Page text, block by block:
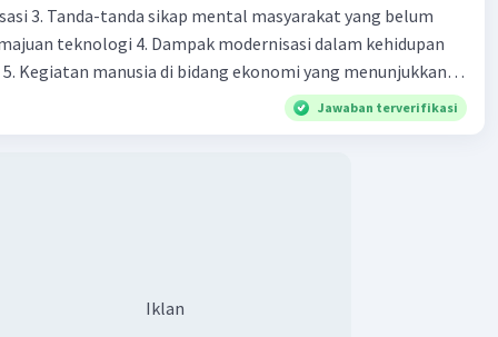
3. Tanda-tanda sikap mental masyarakat yang belum
teknologi 4. Dampak modernisasi dalam kehidupan
Kegiatan manusia di bidang ekonomi yang menunjukkan
modernisasi 6. Contoh pengaruh modernisasi di bidang ilmu
pendidikan terhadap pola pikir masyarakat 7. Konsep
sebuah benda bisa dikatakan sebagai uang 14. maksud token
Jawaban terverifikasi
Iklan